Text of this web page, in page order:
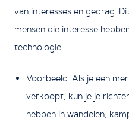
van interesses en gedrag.
mensen die interesse
technologie.
Voorbeeld: Als je een
verkoopt, kun je je
hebben in wandelen,